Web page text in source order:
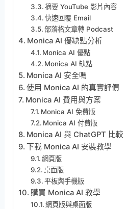
摘要 YouTube 影片內容
快速回覆 Email
部落格文章轉 Podcast
Monica AI 優缺點分析
Monica AI 優點
Monica AI 缺點
Monica AI 安全嗎
使用 Monica AI 的真實評價
Monica AI 費用與方案
Monica AI 免費版
Monica AI 付費版
Monica AI 與 ChatGPT 比較
下載 Monica AI 安裝教學
網頁版
桌面版
平板與手機版
購買 Monica AI 教學
網頁版與桌面版